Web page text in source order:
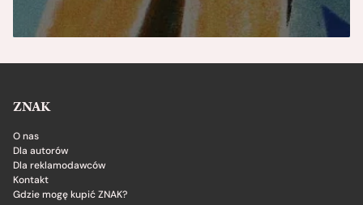
ZNAK
O nas
Dla autorów
Dla reklamodawców
Kontakt
Gdzie mogę kupić ZNAK?